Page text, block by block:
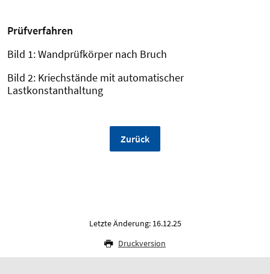
Prüfverfahren
Bild 1: Wandprüfkörper nach Bruch
Bild 2: Kriechstände mit automatischer
Lastkonstanthaltung
Zurück
Letzte Änderung: 16.12.25
Druckversion